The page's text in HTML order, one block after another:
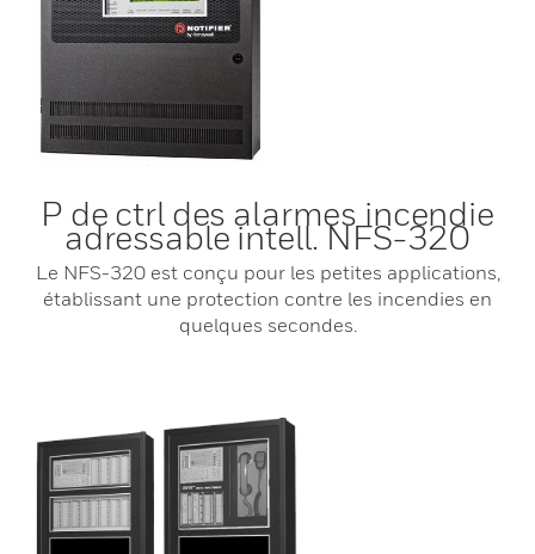
P de ctrl des alarmes incendie
adressable intell. NFS-320
Le NFS-320 est conçu pour les petites applications,
établissant une protection contre les incendies en
quelques secondes.